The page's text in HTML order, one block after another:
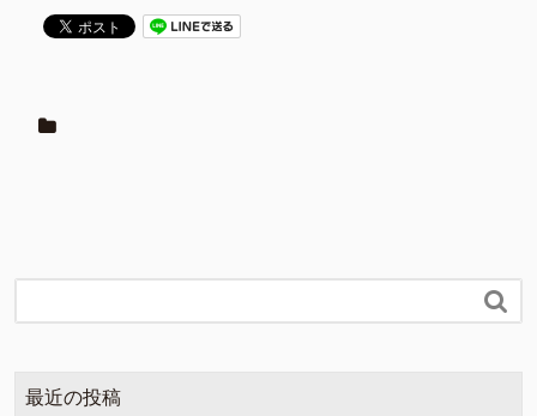

最近の投稿